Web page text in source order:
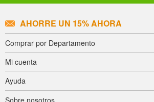
AHORRE UN 15% AHORA
Comprar por Departamento
Mi cuenta
Ayuda
Sobre nosotros